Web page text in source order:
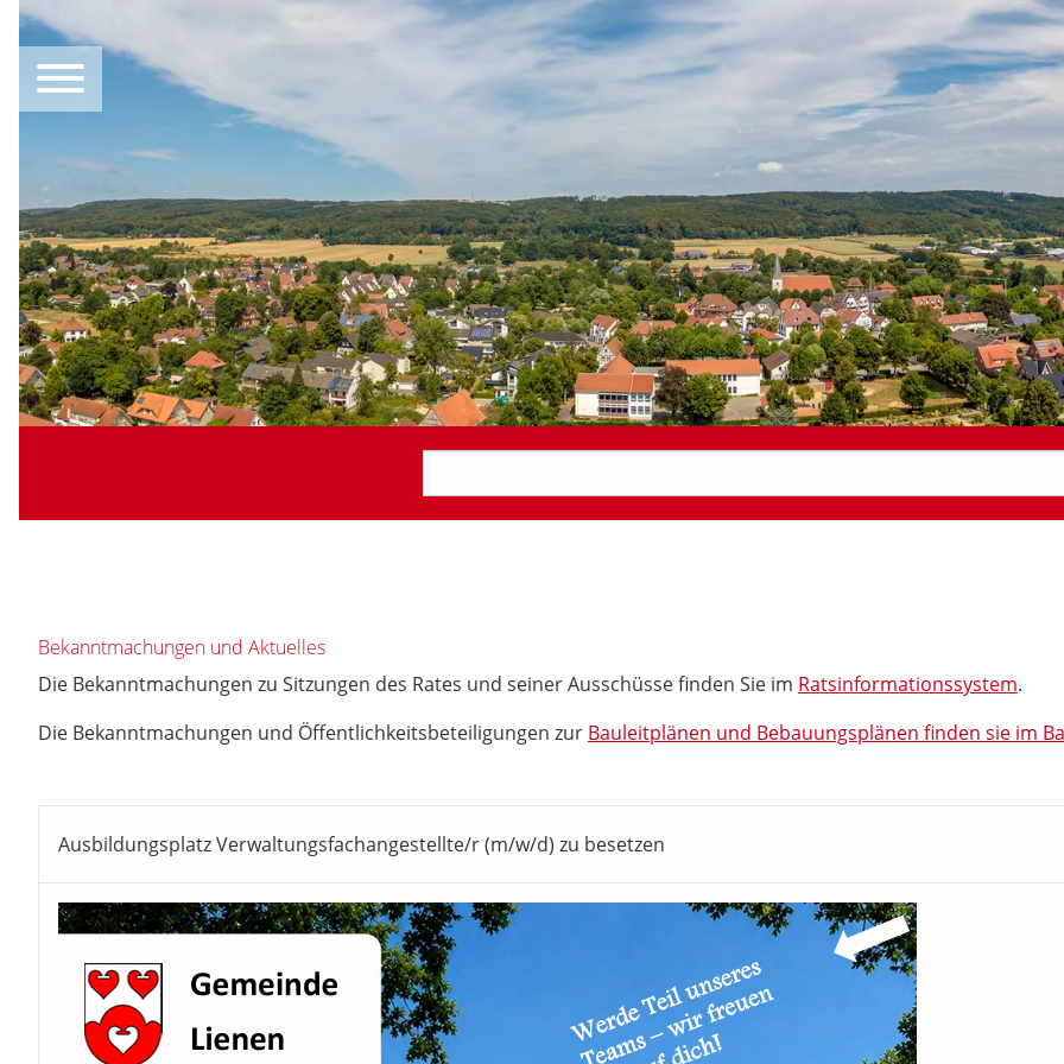
Bekanntmachungen und Aktuelles
Die Bekanntmachungen zu Sitzungen des Rates und seiner Ausschüsse finden Sie im Ratsinformationssystem.
Die Bekanntmachungen und Öffentlichkeitsbeteiligungen zur Bauleitplänen und Bebauungsplänen finden sie im
Ausbildungsplatz Verwaltungsfachangestellte/r (m/w/d) zu besetzen